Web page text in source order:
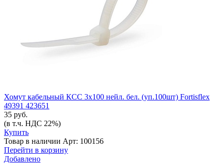
Хомут кабельный КСС 3х100 нейл. бел. (уп.100шт) Fortisflex
49391 423651
35 руб.
(в т.ч. НДС 22%)
Купить
Товар в наличии Арт: 100156
Перейти в корзину
Добавлено